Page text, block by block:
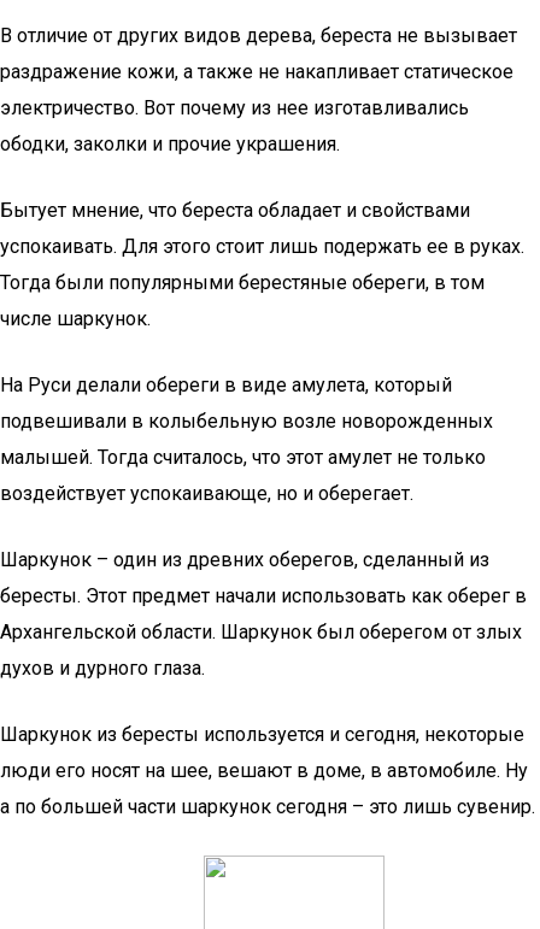
В отличие от других видов дерева, береста не вызывает
раздражение кожи, а также не накапливает статическое
электричество. Вот почему из нее изготавливались
ободки, заколки и прочие украшения.
Бытует мнение, что береста обладает и свойствами
успокаивать. Для этого стоит лишь подержать ее в руках.
Тогда были популярными берестяные обереги, в том
числе шаркунок.
На Руси делали обереги в виде амулета, который
подвешивали в колыбельную возле новорожденных
малышей. Тогда считалось, что этот амулет не только
воздействует успокаивающе, но и оберегает.
Шаркунок – один из древних оберегов, сделанный из
бересты. Этот предмет начали использовать как оберег в
Архангельской области. Шаркунок был оберегом от злых
духов и дурного глаза.
Шаркунок из бересты используется и сегодня, некоторые
люди его носят на шее, вешают в доме, в автомобиле. Ну
а по большей части шаркунок сегодня – это лишь сувенир.